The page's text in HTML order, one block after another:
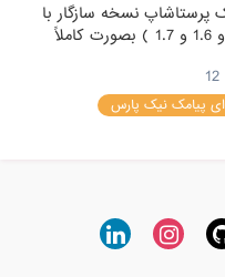
پرستاشاپ نسخه سازگار با
تمام ورژن های پرستاشاپ ( 1.4 و 1.5 و 1.6 و 1.7 ) بصورت کاملاً
رایگان در اختیار شماست 12
ای پیامک نیک پارس